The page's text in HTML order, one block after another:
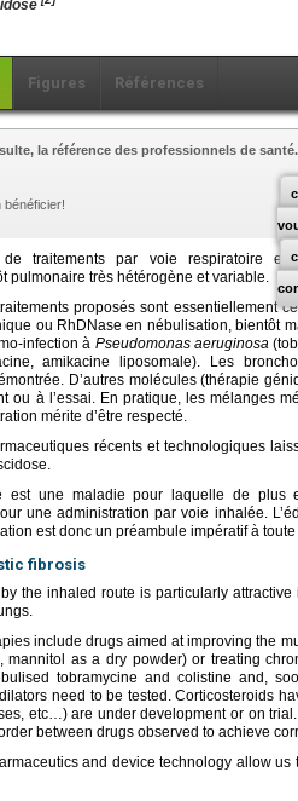
Figures Références
la référence des professionnels de santé.
traitements par voie respiratoire
pulmonaire très hétérogène et variable.
proposés sont essentiellement
ou RhDNase en nébulisation, bientôt
infection à Pseudomonas aeruginosa
amikacine liposomale). Les
D’autres molécules (thérapie
ou à l’essai. En pratique, les mélanges
mérite d’être respecté.
récents et technologiques
est une maladie pour laquelle de plus
une administration par voie inhalée.
est donc un préambule impératif à
fibrosis
the inhaled route is particularly
include drugs aimed at improving the
mannitol as a dry powder) or treating
tobramycine and colistine and,
need to be tested. Corticosteroids
etc…) are under development or on
between drugs observed to achieve
and device technology allow